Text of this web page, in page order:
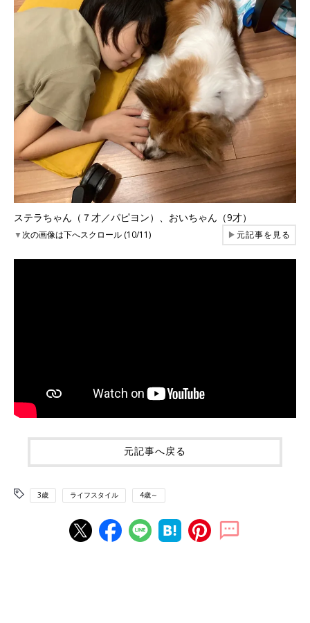
ステラちゃん（７才／パピヨン）、おいちゃん（9才）
▼次の画像は下へスクロール (10/11) ▶元記事を見る
元記事へ戻る
3歳 ライフスタイル 4歳～